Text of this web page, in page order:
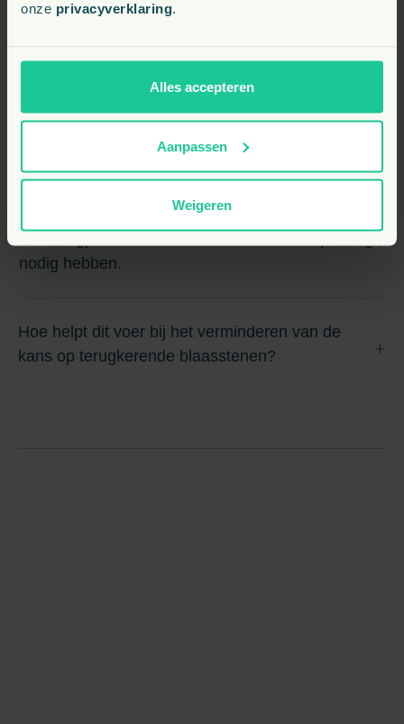
onze privacyverklaring.
Alles accepteren
Aanpassen
Weigeren
bij katten?
ondersteunt de gezondheid van de urinewegen door het
verminderen van kristalvorming in de blaas.
Voor welke katten is dit voer geschikt?
Het is speciaal ontwikkeld voor katten met
nodig hebben.
Hoe helpt dit voer bij het verminderen van de
kans op terugkerende blaasstenen?